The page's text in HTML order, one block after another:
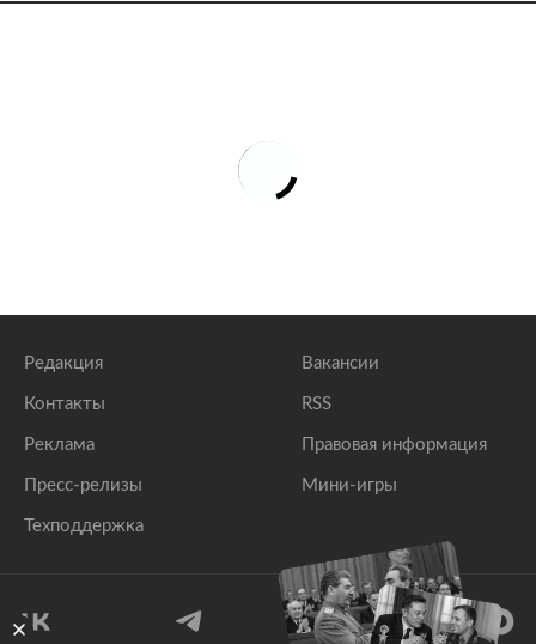
Редакция
Контакты
Реклама
Пресс-релизы
Техподдержка
Вакансии
RSS
Правовая информация
Мини-игры